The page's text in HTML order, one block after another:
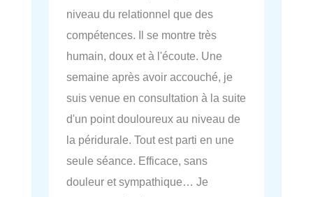
niveau du relationnel que des
compétences. Il se montre très
humain, doux et à l'écoute. Une
semaine après avoir accouché, je
suis venue en consultation à la suite
d'un point douloureux au niveau de
la péridurale. Tout est parti en une
seule séance. Efficace, sans
douleur et sympathique… Je